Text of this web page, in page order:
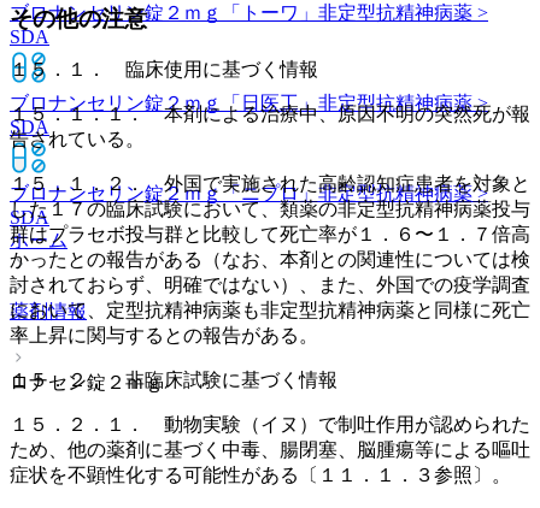
ブロナンセリン錠２ｍｇ「トーワ」 非定型抗精神病薬 >
SDA
ブロナンセリン錠２ｍｇ「日医工」 非定型抗精神病薬 >
SDA
ブロナンセリン錠２ｍｇ「ニプロ」非定型抗精神病薬 >
SDA
ホーム
薬剤情報
ロナセン錠２ｍｇ
その他の注意
１５．１． 臨床使用に基づく情報
１５．１．１． 本剤による治療中、原因不明の突然死が報
告されている。
１５．１．２． 外国で実施された高齢認知症患者を対象と
した１７の臨床試験において、類薬の非定型抗精神病薬投与
群はプラセボ投与群と比較して死亡率が１．６〜１．７倍高
かったとの報告がある（なお、本剤との関連性については検
討されておらず、明確ではない）、また、外国での疫学調査
において、定型抗精神病薬も非定型抗精神病薬と同様に死亡
率上昇に関与するとの報告がある。
１５．２． 非臨床試験に基づく情報
１５．２．１． 動物実験（イヌ）で制吐作用が認められた
ため、他の薬剤に基づく中毒、腸閉塞、脳腫瘍等による嘔吐
症状を不顕性化する可能性がある〔１１．１．３参照〕。